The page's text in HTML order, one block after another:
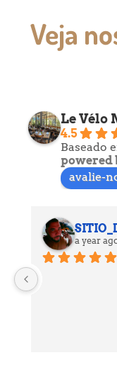
Veja
Le Vélo
4.5
Baseado
powered
avalie-
a year